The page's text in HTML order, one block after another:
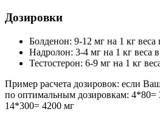
Дозировки
Болденон: 9-12 мг на 1 кг веса
Надролон: 3-4 мг на 1 кг веса
Тестостерон: 6-9 мг на 1 кг
Пример расчета дозировок: если
по оптимальным дозировкам: 4*80=
14*300= 4200 мг